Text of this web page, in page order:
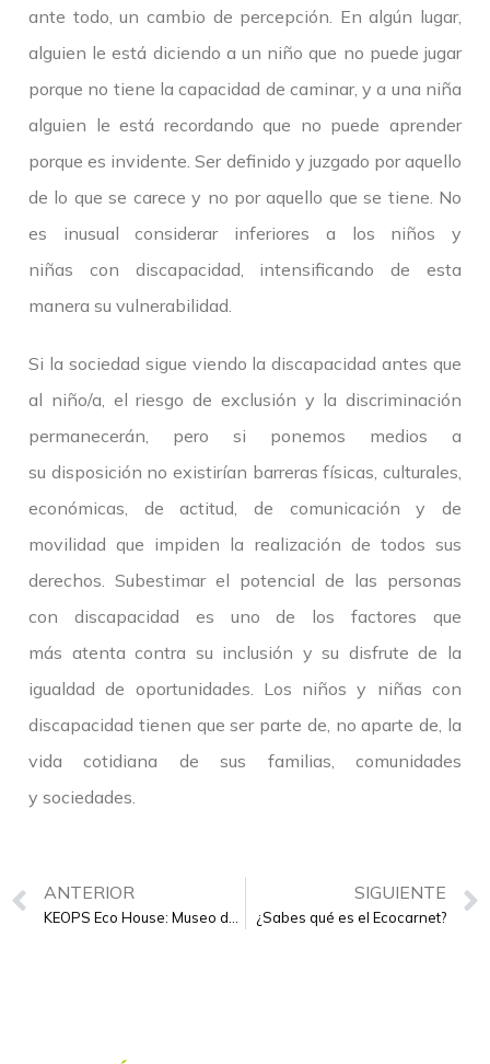
ante todo, un cambio de percepción. En algún lugar,
alguien le está diciendo a un niño que no puede jugar
porque no tiene la capacidad de caminar, y a una niña
alguien le está recordando que no puede aprender
porque es invidente. Ser definido y juzgado por aquello
de lo que se carece y no por aquello que se tiene. No
es inusual considerar inferiores a los niños y
niñas con discapacidad, intensificando de esta
manera su vulnerabilidad.
Si la sociedad sigue viendo la discapacidad antes que
al niño/a, el riesgo de exclusión y la discriminación
permanecerán, pero si ponemos medios a
su disposición no existirían barreras físicas, culturales,
económicas, de actitud, de comunicación y de
movilidad que impiden la realización de todos sus
derechos. Subestimar el potencial de las personas
con discapacidad es uno de los factores que
más atenta contra su inclusión y su disfrute de la
igualdad de oportunidades. Los niños y niñas con
discapacidad tienen que ser parte de, no aparte de, la
vida cotidiana de sus familias, comunidades
y sociedades.
ANTERIOR SIGUIENTE
¿Sabes qué es el Ecocarnet?